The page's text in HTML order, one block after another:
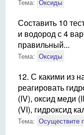
Тема: Оксиды
Составить 10
и водород с 4
правильный...
Тема: Оксиды
12. С какими из
реагировать
(IV), оксид меди
(VI), гидроксид
Тема: Осуществите